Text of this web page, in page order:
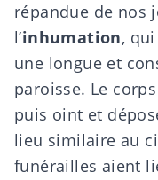
répandue de nos
l’inhumation,
une longue et
paroisse. Le
puis oint et
lieu similaire au
funérailles aient